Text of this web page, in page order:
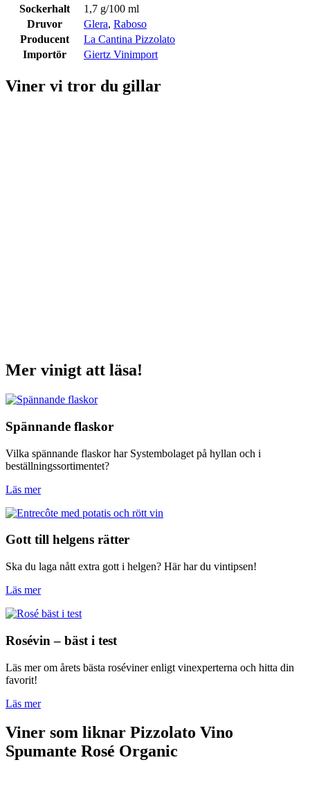
Sockerhalt
1,7 g/100 ml
Druvor
Glera, Raboso
Producent
La Cantina Pizzolato
Importör
Giertz Vinimport
Viner vi tror du gillar
Mer vinigt att läsa!
Spännande flaskor
Vilka spännande flaskor har Systembolaget på hyllan och i
beställningssortimentet?
Läs mer
Gott till helgens rätter
Ska du laga nått extra gott i helgen? Här har du vintipsen!
Läs mer
Rosévin – bäst i test
Läs mer om årets bästa roséviner enligt vinexperterna och hitta din
favorit!
Läs mer
Viner som liknar Pizzolato Vino
Spumante Rosé Organic